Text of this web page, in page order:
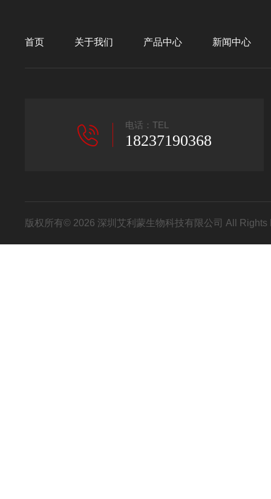
首页 关于我们 产品中心 新闻中心
电话：TEL
18237190368
版权所有© 2026 深圳艾利蒙生物科技有限公司 All